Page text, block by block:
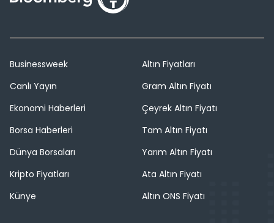
Businessweek
Canlı Yayın
Ekonomi Haberleri
Borsa Haberleri
Dünya Borsaları
Kripto Fiyatları
Künye
Altın Fiyatları
Gram Altın Fiyatı
Çeyrek Altın Fiyatı
Tam Altın Fiyatı
Yarım Altın Fiyatı
Ata Altın Fiyatı
Altın ONS Fiyatı